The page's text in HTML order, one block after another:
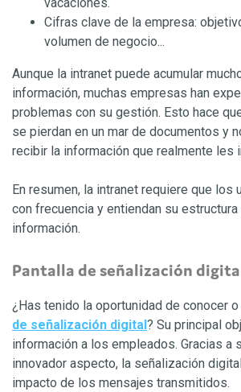
Cifras clave de la empresa:
volumen de negocio...
Aunque la intranet puede acumular
información, muchas empresas han
problemas con su gestión. Esto hace
se pierdan en un mar de documentos y
recibir la información que realmente les
En resumen, la intranet requiere que los
con frecuencia y entiendan su
información.
Pantalla de señalización
¿Has tenido la oportunidad de conocer o
de señalización digital? Su principal
información a los empleados. Gracias a
innovador aspecto, la señalización
impacto de los mensajes transmitidos.